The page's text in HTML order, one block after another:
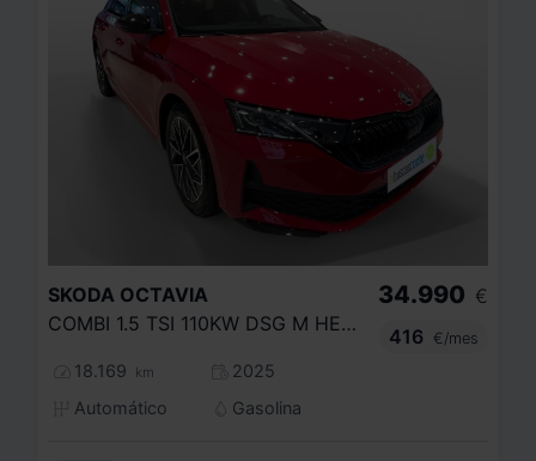
SKODA OCTAVIA
COMBI 1.5 TSI 110KW DSG M HEV SPORTLINE
18.169 km
2025
Automático
Gasolina
34.990 €
416
€/mes